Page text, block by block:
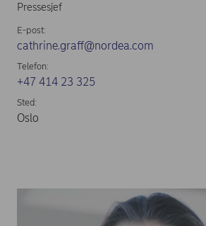
Pressesjef
E-post:
cathrine.graff@nordea.com
Telefon:
+47 414 23 325
Sted:
Oslo